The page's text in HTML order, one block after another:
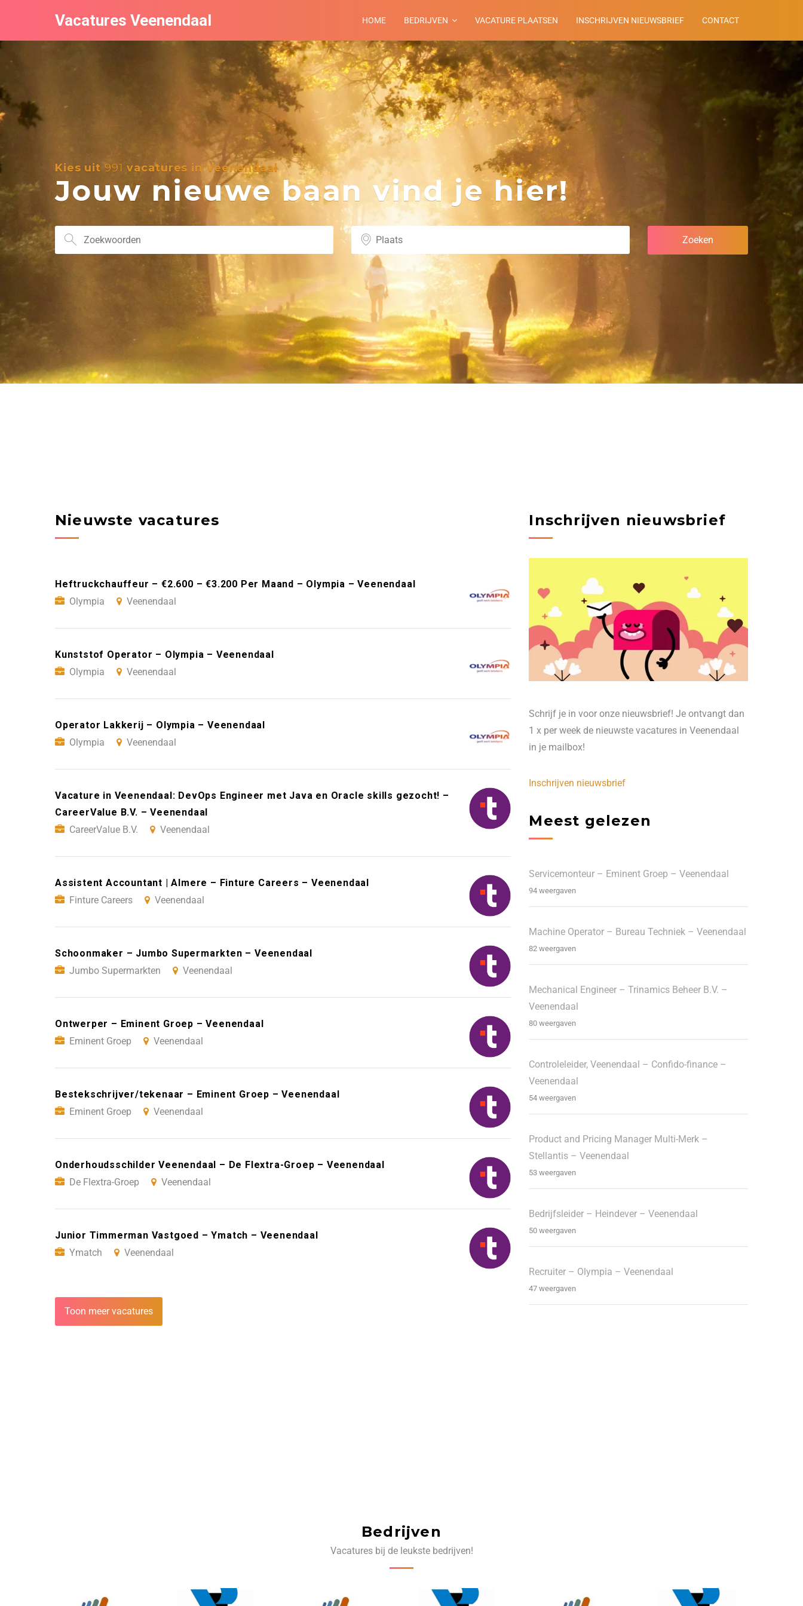
Vacatures Veenendaal HOME BEDRIJVEN VACATURE PLAATSEN INSCHRIJVEN NIEUWSBRIEF CONTACT
Kies uit 991 vacatures in Veenendaal
Jouw nieuwe baan vind je hier!
Nieuwste vacatures
Heftruckchauffeur – €2.600 – €3.200 Per Maand – Olympia – Veenendaal
Olympia
Veenendaal
Kunststof Operator – Olympia – Veenendaal
Olympia
Veenendaal
Operator Lakkerij – Olympia – Veenendaal
Olympia
Veenendaal
Vacature in Veenendaal: DevOps Engineer met Java en Oracle skills gezocht! –
CareerValue B.V. – Veenendaal
CareerValue B.V.
Veenendaal
Assistent Accountant | Almere – Finture Careers – Veenendaal
Finture Careers
Veenendaal
Schoonmaker – Jumbo Supermarkten – Veenendaal
Jumbo Supermarkten
Veenendaal
Ontwerper – Eminent Groep – Veenendaal
Eminent Groep
Veenendaal
Bestekschrijver/tekenaar – Eminent Groep – Veenendaal
Eminent Groep
Veenendaal
Onderhoudsschilder Veenendaal – De Flextra-Groep – Veenendaal
De Flextra-Groep
Veenendaal
Junior Timmerman Vastgoed – Ymatch – Veenendaal
Ymatch
Veenendaal
Toon meer vacatures
Inschrijven nieuwsbrief
Schrijf je in voor onze nieuwsbrief! Je ontvangt dan
1 x per week de nieuwste vacatures in Veenendaal
in je mailbox!
Inschrijven nieuwsbrief
Meest gelezen
Servicemonteur – Eminent Groep – Veenendaal
94 weergaven
Machine Operator – Bureau Techniek – Veenendaal
82 weergaven
Mechanical Engineer – Trinamics Beheer B.V. –
Veenendaal
80 weergaven
Controleleider, Veenendaal – Confido-finance –
Veenendaal
54 weergaven
Product and Pricing Manager Multi-Merk –
Stellantis – Veenendaal
53 weergaven
Bedrijfsleider – Heindever – Veenendaal
50 weergaven
Recruiter – Olympia – Veenendaal
47 weergaven
Bedrijven
Vacatures bij de leukste bedrijven!